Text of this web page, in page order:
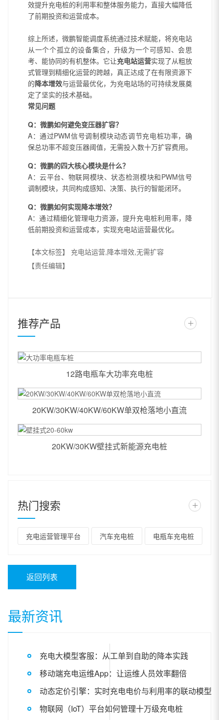
效提升充电桩的利用率和整体服务能力，直接大幅降低
了前期投资和运营成本。
综上所述，微鹏智能调度系统通过技术赋能，将充电站
从一个个孤立的设备集合，升级为一个可感知、会思
考、能协同的有机整体。它让充电站运营实现了从粗放
式管理到精细化运营的跨越，真正达成了在有限资源下
的降本增效与运营最优化，为充电站场的可持续发展奠
定了坚实的技术基础。
常见问题
Q：微鹏如何避免变压器扩容？
A：通过PWM信号调制模块动态调节充电桩功率，确
保总功率不超变压器阈值，无需投入数十万扩容费用。
Q：微鹏的四大核心模块是什么？
A：云平台、物联网模块、状态检测模块和PWM信号
调制模块，共同构成感知、决策、执行的智能闭环。
Q：微鹏如何实现降本增效？
A：通过精细化管理电力资源，提升充电桩利用率，降
低前期投资和运营成本，实现充电站运营最优化。
【本文标签】
充电站运营,降本增效,无需扩容
【责任编辑】
推荐产品 +
12路电瓶车大功率充电桩
20KW/30KW/40KW/60KW单双枪落地小直流
20KW/30KW壁挂式新能源充电桩
热门搜索 +
充电运营管理平台 汽车充电桩 电瓶车充电桩
返回列表
最新资讯
充电大模型客服：从工单到自助的降本实践
移动端充电运维App：让运维人员效率翻倍
动态定价引擎：实时充电电价与利用率的联动模型
物联网（IoT）平台如何管理十万级充电桩